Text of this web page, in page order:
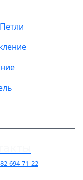
Петли
694-71-22